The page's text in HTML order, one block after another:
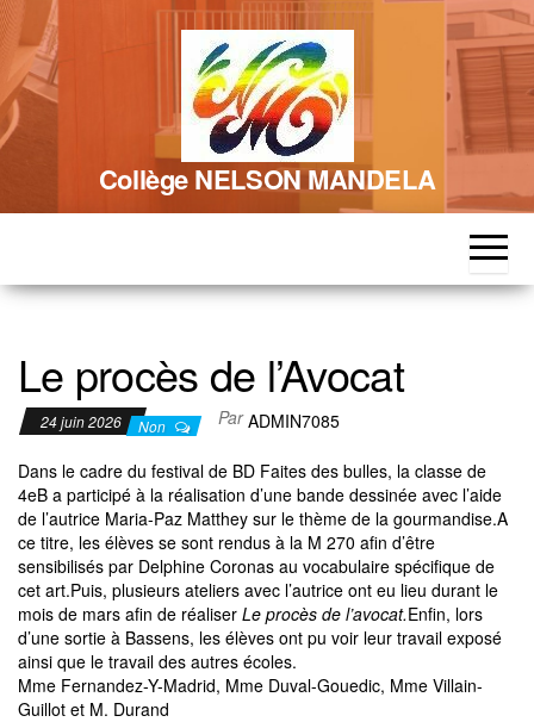
Skip
to
content
Collège NELSON MANDELA
Le procès de l’Avocat
24 juin 2026 Non ParADMIN7085
Dans le cadre du festival de BD Faites des bulles, la classe de
4eB a participé à la réalisation d’une bande dessinée avec l’aide
de l’autrice Maria-Paz Matthey sur le thème de la gourmandise.A
ce titre, les élèves se sont rendus à la M 270 afin d’être
sensibilisés par Delphine Coronas au vocabulaire spécifique de
cet art.Puis, plusieurs ateliers avec l’autrice ont eu lieu durant le
mois de mars afin de réaliser Le procès de l’avocat.Enfin, lors
d’une sortie à Bassens, les élèves ont pu voir leur travail exposé
ainsi que le travail des autres écoles.
Mme Fernandez-Y-Madrid, Mme Duval-Gouedic, Mme Villain-
Guillot et M. Durand